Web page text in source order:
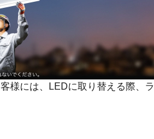
様には、LEDに取り替える際、ラ